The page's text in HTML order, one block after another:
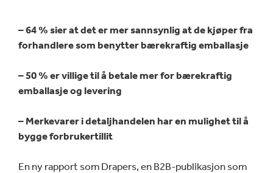
– 64 % sier at det er mer sannsynlig at de kjøper fra
forhandlere som benytter bærekraftig emballasje
– 50 % er villige til å betale mer for bærekraftig
emballasje og levering
– Merkevarer i detaljhandelen har en mulighet til å
bygge forbrukertillit
En ny rapport som Drapers, en B2B-publikasjon som